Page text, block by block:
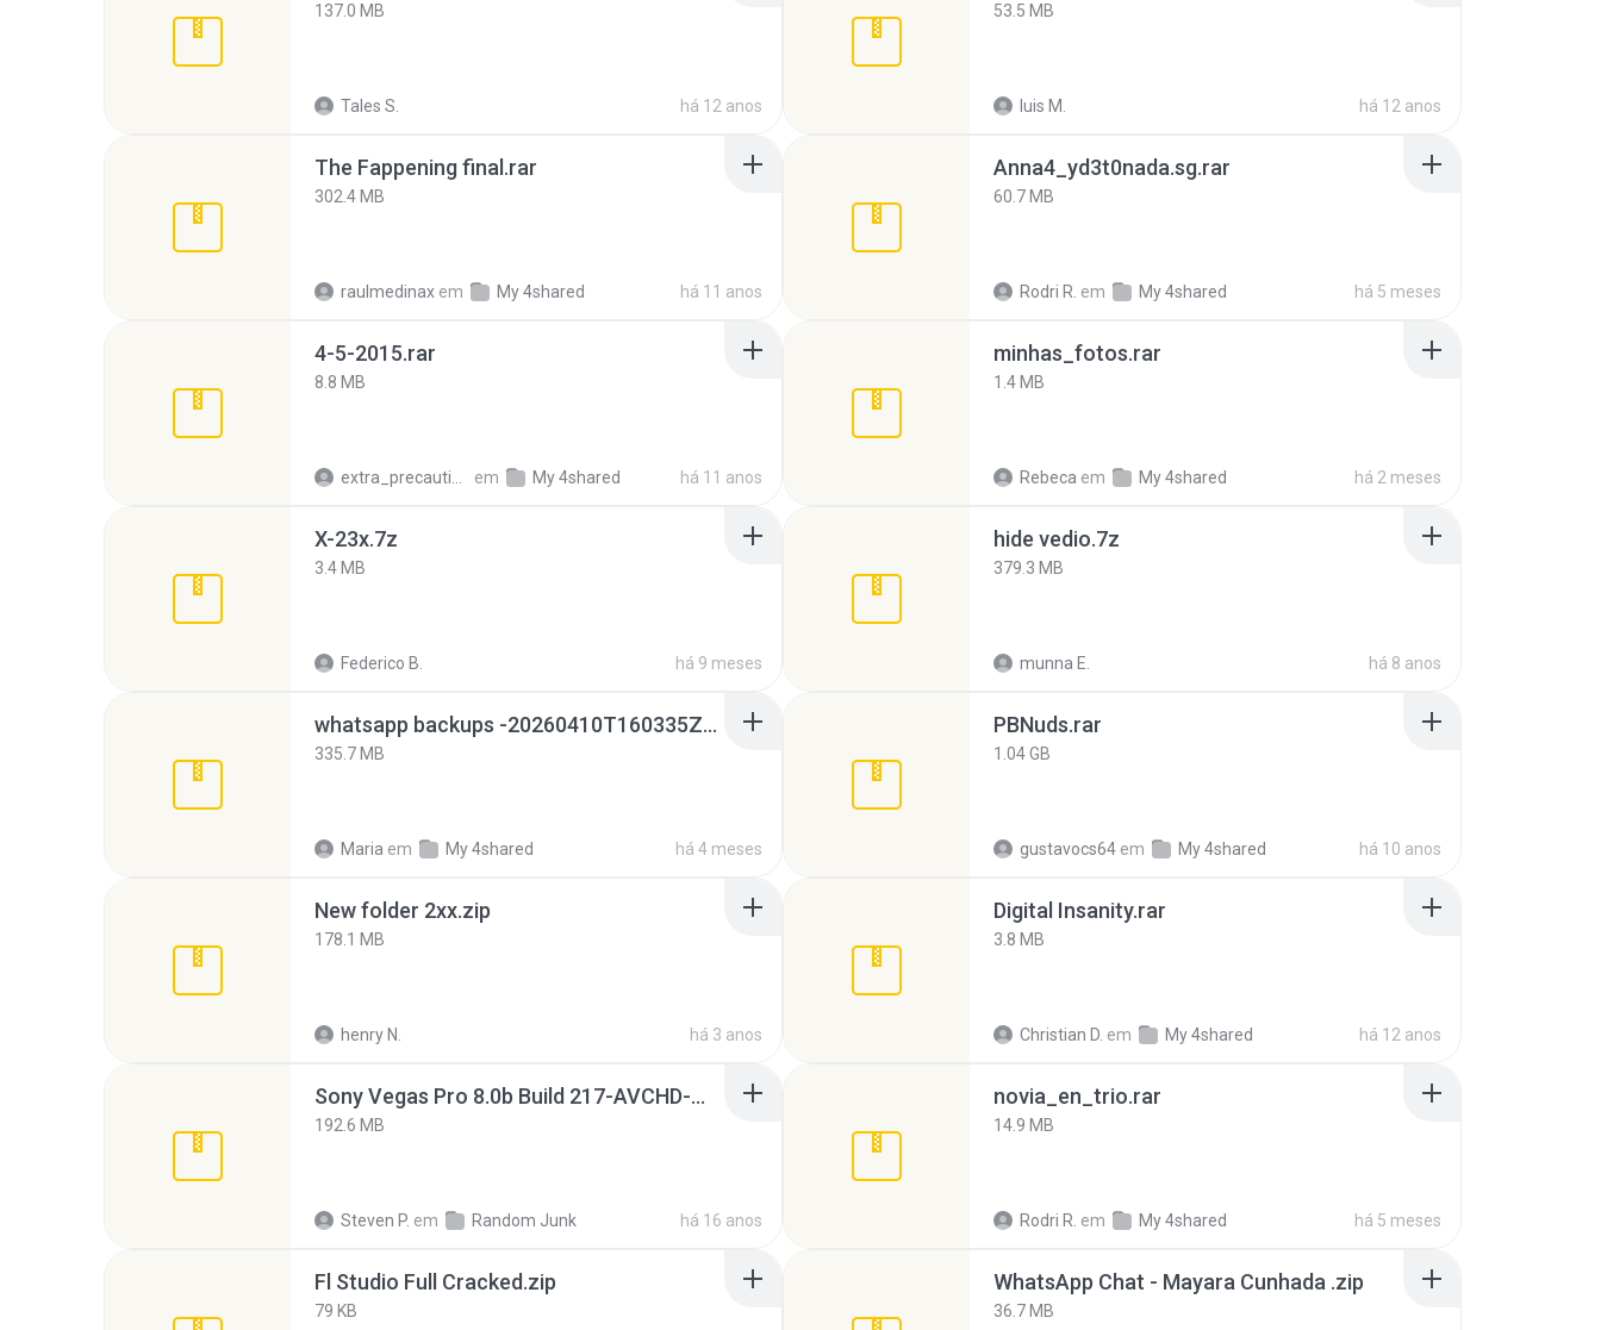
137.0 MB
Tales S. há 12 anos
53.5 MB
luis M. há 12 anos
The Fappening final.rar
302.4 MB
raulmedinax em My 4shared há 11 anos
Anna4_yd3t0nada.sg.rar
60.7 MB
Rodri R. em My 4shared há 5 meses
4-5-2015.rar
8.8 MB
em My 4shared há 11 anos
minhas_fotos.rar
1.4 MB
Rebeca em My 4shared há 2 meses
X-23x.7z
3.4 MB
Federico B. há 9 meses
hide vedio.7z
379.3 MB
munna E. há 8 anos
whatsapp backups -20260410T160335Z-3-001.zip
335.7 MB
Maria em My 4shared há 4 meses
PBNuds.rar
1.04 GB
gustavocs64 em My 4shared há 10 anos
New folder 2xx.zip
178.1 MB
henry N. há 3 anos
Digital Insanity.rar
3.8 MB
Christian D. em My 4shared há 12 anos
Sony Vegas Pro 8.0b Build 217-AVCHD-MPG-AC3 FIXED.7z
192.6 MB
Steven P. em Random Junk há 16 anos
novia_en_trio.rar
14.9 MB
Rodri R. em My 4shared há 5 meses
Fl Studio Full Cracked.zip
79 KB
WhatsApp Chat - Mayara Cunhada .zip
36.7 MB